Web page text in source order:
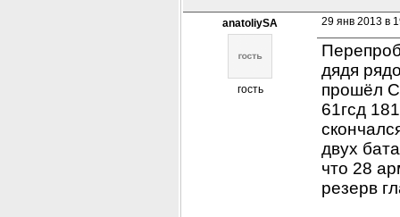
anatoliySA
гость
29 янв 2013 в
дядя
прошёл
61гсд
двух
что 28
резерв